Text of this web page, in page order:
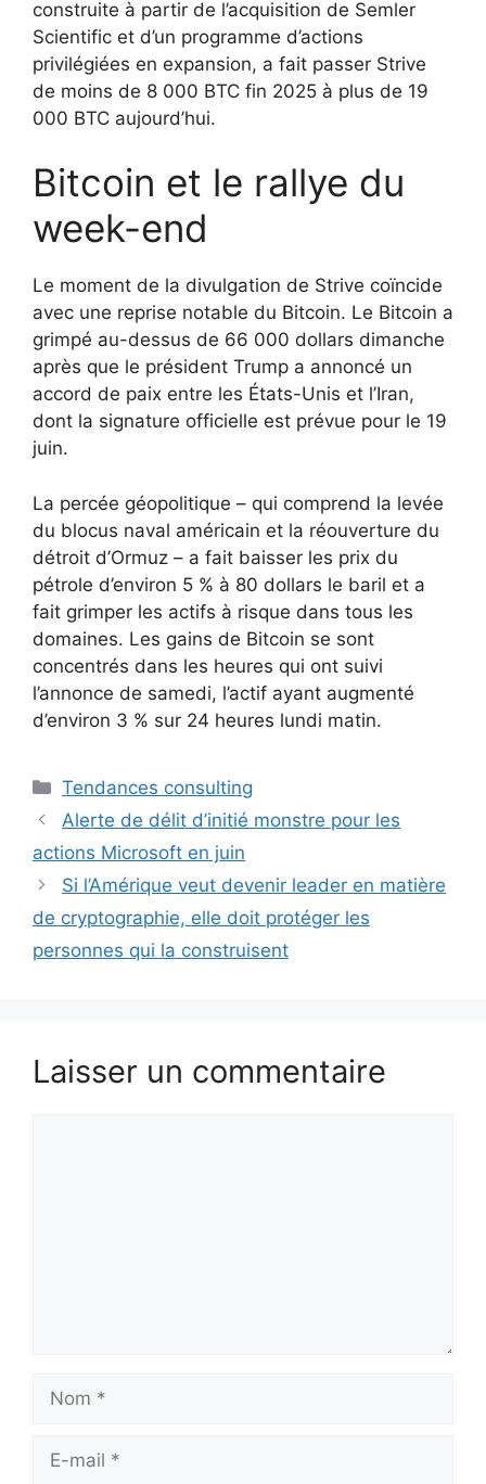
construite à partir de l’acquisition de Semler
Scientific et d’un programme d’actions
privilégiées en expansion, a fait passer Strive
de moins de 8 000 BTC fin 2025 à plus de 19
000 BTC aujourd’hui.
Bitcoin et le rallye du
week-end
Le moment de la divulgation de Strive coïncide
avec une reprise notable du Bitcoin. Le Bitcoin a
grimpé au-dessus de 66 000 dollars dimanche
après que le président Trump a annoncé un
accord de paix entre les États-Unis et l’Iran,
dont la signature officielle est prévue pour le 19
juin.
La percée géopolitique – qui comprend la levée
du blocus naval américain et la réouverture du
détroit d’Ormuz – a fait baisser les prix du
pétrole d’environ 5 % à 80 dollars le baril et a
fait grimper les actifs à risque dans tous les
domaines. Les gains de Bitcoin se sont
concentrés dans les heures qui ont suivi
l’annonce de samedi, l’actif ayant augmenté
d’environ 3 % sur 24 heures lundi matin.
Catégories
Tendances consulting
Alerte de délit d’initié monstre pour les
actions Microsoft en juin
Si l’Amérique veut devenir leader en matière
de cryptographie, elle doit protéger les
personnes qui la construisent
Laisser un commentaire
mail